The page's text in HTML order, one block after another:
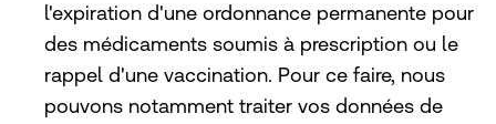
l'expiration d'une ordonnance permanente pour
des médicaments soumis à prescription ou le
rappel d'une vaccination. Pour ce faire, nous
pouvons notamment traiter vos données de